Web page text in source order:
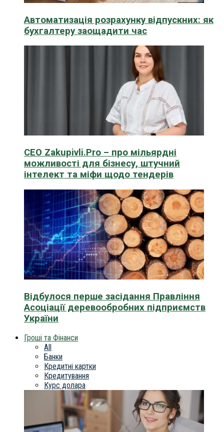
Автоматизація розрахунку відпускних: як
бухгалтеру заощадити час
CEO Zakupivli.Pro – про мільярдні
можливості для бізнесу, штучний
інтелект та міфи щодо тендерів
Відбулося перше засідання Правління
Асоціації деревообробних підприємств
України
Гроші та Фінанси
All
Банки
Кредитні картки
Кредитування
Курс долара